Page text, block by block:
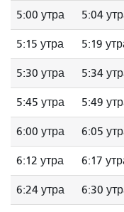
5:00 утра 5:04
5:15 утра 5:19
5:30 утра 5:34
5:45 утра 5:49
6:00 утра 6:05
6:12 утра 6:17
6:24 утра 6:30